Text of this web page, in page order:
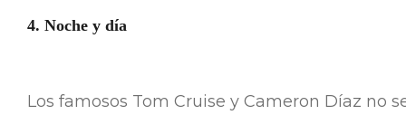
4. Noche y día
Los famosos Tom Cruise y Cameron Díaz no